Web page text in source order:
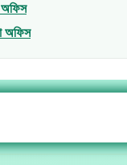
অফিস
অফিস